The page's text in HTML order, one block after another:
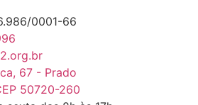
0001-66
67 - Prado
50720-260